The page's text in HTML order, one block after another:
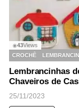
◉43Views
CROCHÊ
Lembrancinhas
Chaveiros de
25/11/2023